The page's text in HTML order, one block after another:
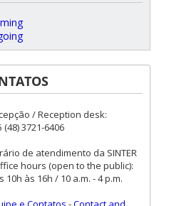
/ Reception desk:
(48) 3721-6406
de atendimento da SINTER
hours (open to the public):
10h às 16h / 10 a.m. - 4 p.m.